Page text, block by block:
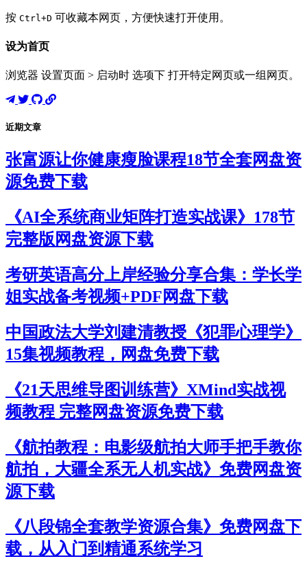
按 Ctrl+D 可收藏本网页，方便快速打开使用。
设为首页
浏览器 设置页面 > 启动时 选项下 打开特定网页或一组网页。
近期文章
张富源让你健康瘦脸课程18节全套网盘资
源免费下载
《AI全系统商业矩阵打造实战课》178节
完整版网盘资源下载
考研英语高分上岸经验分享合集：学长学
姐实战备考视频+PDF网盘下载
中国政法大学刘建清教授《犯罪心理学》
15集视频教程，网盘免费下载
《21天思维导图训练营》XMind实战视
频教程 完整网盘资源免费下载
《航拍教程：电影级航拍大师手把手教你
航拍，大疆全系无人机实战》免费网盘资
源下载
《八段锦全套教学资源合集》免费网盘下
载，从入门到精通系统学习